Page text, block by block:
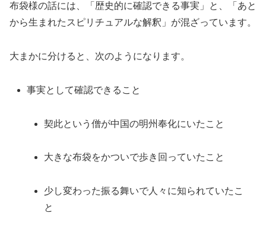
布袋様の話には、「歴史的に確認できる事実」と、「あと
から生まれたスピリチュアルな解釈」が混ざっています。
大まかに分けると、次のようになります。
事実として確認できること
契此という僧が中国の明州奉化にいたこと
大きな布袋をかついで歩き回っていたこと
少し変わった振る舞いで人々に知られていたこ
と